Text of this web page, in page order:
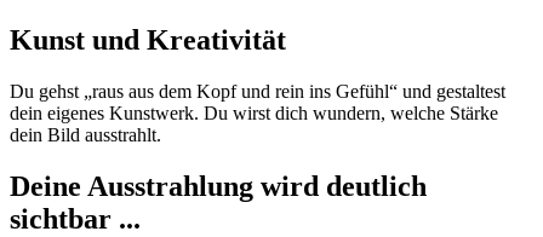
Kunst und Kreativität
Du gehst „raus aus dem Kopf und rein ins Gefühl“ und gestaltest
dein eigenes Kunstwerk. Du wirst dich wundern, welche Stärke
dein Bild ausstrahlt.
Deine Ausstrahlung wird deutlich
sichtbar ...